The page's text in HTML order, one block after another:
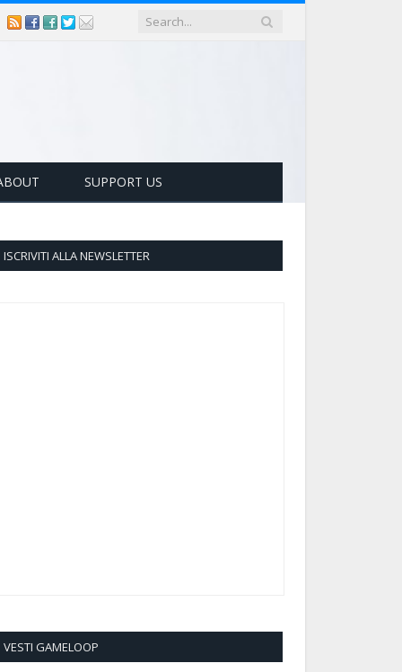
SUPPORT US
ISCRIVITI ALLA NEWSLETTER
VESTI GAMELOOP